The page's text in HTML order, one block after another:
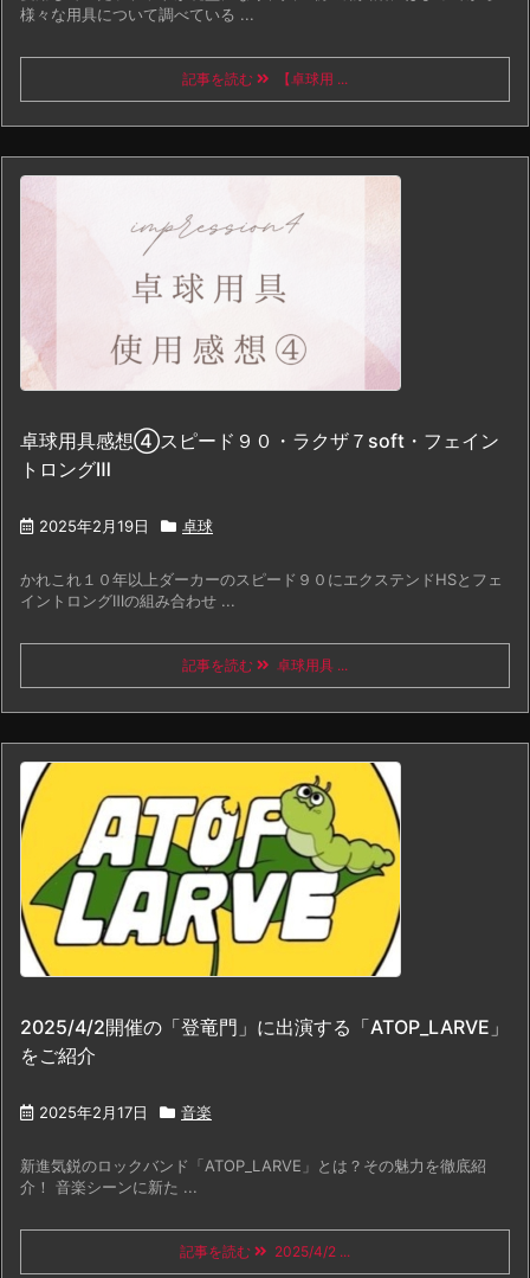
様々な用具について調べている ...
記事を読む 【卓球用 ...
卓球用具感想④スピード９０・ラクザ７soft・フェイン
トロングⅢ
2025年2月19日 卓球
かれこれ１０年以上ダーカーのスピード９０にエクステンドHSとフェ
イントロングⅢの組み合わせ ...
記事を読む 卓球用具 ...
2025/4/2開催の「登竜門」に出演する「ATOP_LARVE」
をご紹介
2025年2月17日 音楽
新進気鋭のロックバンド「ATOP_LARVE」とは？その魅力を徹底紹
介！ 音楽シーンに新た ...
記事を読む 2025/4/2 ...